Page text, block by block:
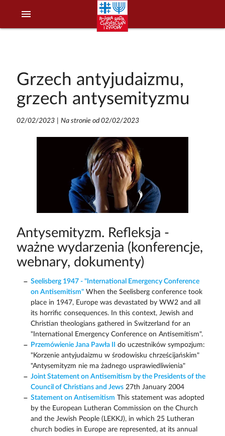
menu
Grzech antyjudaizmu,
grzech antysemityzmu
02/02/2023| Na stronie od 02/02/2023
Antysemityzm. Refleksja -
ważne wydarzenia (konferencje,
webnary, dokumenty)
Seelisberg 1947 - "International Emergency Conference
on Antisemitism"When the Seelisberg conference took
place in 1947, Europe was devastated by WW2 and all
its horrific consequences. In this context, Jewish and
Christian theologians gathered in Switzerland for an
"International Emergency Conference on Antisemitism".
Przemówienie Jana Pawła II
do uczestników sympozjum:
"Korzenie antyjudaizmu w środowisku chrześcijańskim"
"Antysemityzm nie ma żadnego usprawiedliwienia"
Joint Statement on Antisemitism by the Presidents of the
Council of Christians and Jews27th January 2004
Statement on Antisemitism This statement was adopted
by the European Lutheran Commission on the Church
and the Jewish People (LEKKJ), in which 25 Lutheran
church bodies in Europe are represented, at its annual